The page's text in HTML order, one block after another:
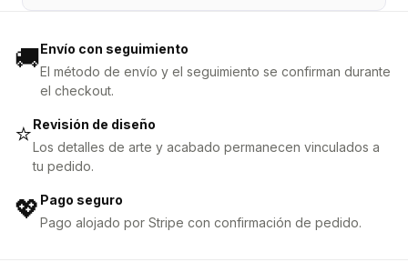
🚚Envío con seguimiento
El método de envío y el seguimiento se confirman durante
el checkout.
⭐Revisión de diseño
Los detalles de arte y acabado permanecen vinculados a
tu pedido.
💖 Pago seguro
Pago alojado por Stripe con confirmación de pedido.